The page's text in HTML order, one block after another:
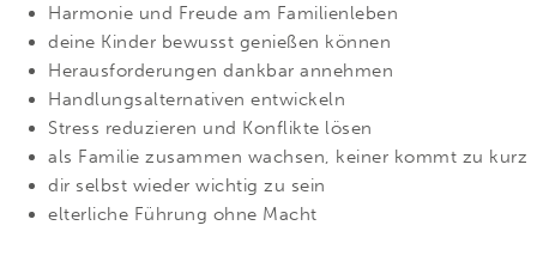
Harmonie und Freude am Familienleben
deine Kinder bewusst genießen können
Herausforderungen dankbar annehmen
Handlungsalternativen entwickeln
Stress reduzieren und Konflikte lösen
als Familie zusammen wachsen, keiner kommt zu kurz
dir selbst wieder wichtig zu sein
elterliche Führung ohne Macht